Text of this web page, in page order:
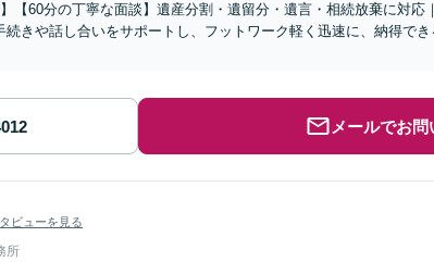
】【60分の丁寧な面談】遺産分割・遺留分・遺言・相続放棄に対応
きや話し合いをサポートし、フットワーク軽く迅速に、納得でき
メールでお
ビューを見る
所